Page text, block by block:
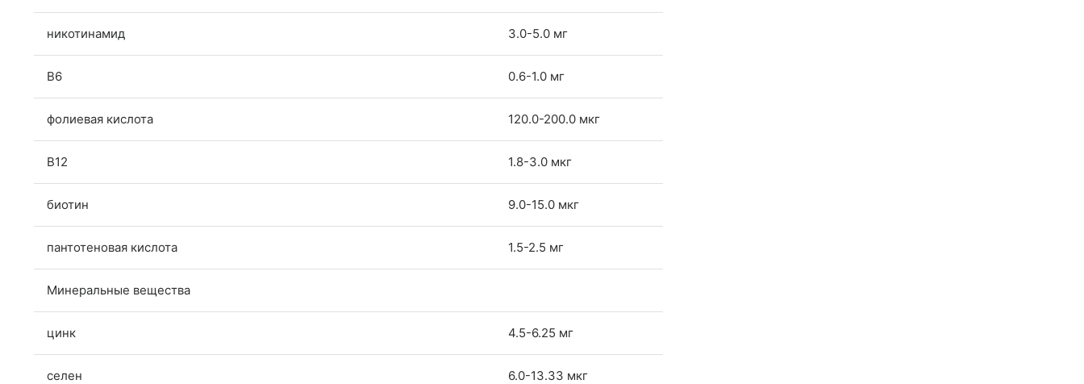
никотинамид 3.0-5.0 мг
В6 0.6-1.0 мг
фолиевая кислота 120.0-200.0 мкг
B12 1.8-3.0 мкг
биотин 9.0-15.0 мкг
пантотеновая кислота 1.5-2.5 мг
Минеральные вещества
цинк 4.5-6.25 мг
селен 6.0-13.33 мкг